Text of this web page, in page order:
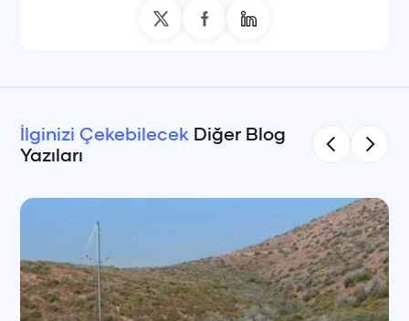
İlginizi Çekebilecek Diğer Blog
Yazıları